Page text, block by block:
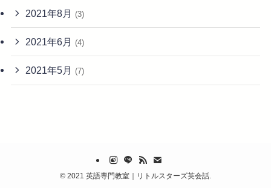
2021年8月 (3)
2021年6月 (4)
2021年5月 (7)
© 2021 英語専門教室｜リトルスターズ英会話.